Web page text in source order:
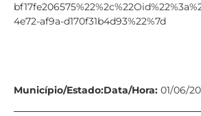
4e72-af9a-d170f31b4d93%22%7d
Município/Estado:Data/Hora: 01/06/